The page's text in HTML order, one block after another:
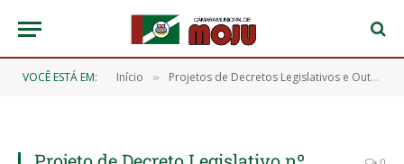
VOCÊ ESTÁ EM: Início » Projetos de Decretos Legislativos e Outros